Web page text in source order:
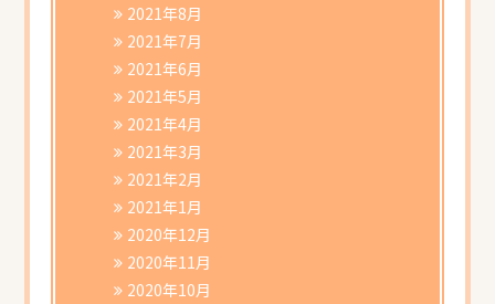
2021年8月
2021年7月
2021年6月
2021年5月
2021年4月
2021年3月
2021年2月
2021年1月
2020年12月
2020年11月
2020年10月